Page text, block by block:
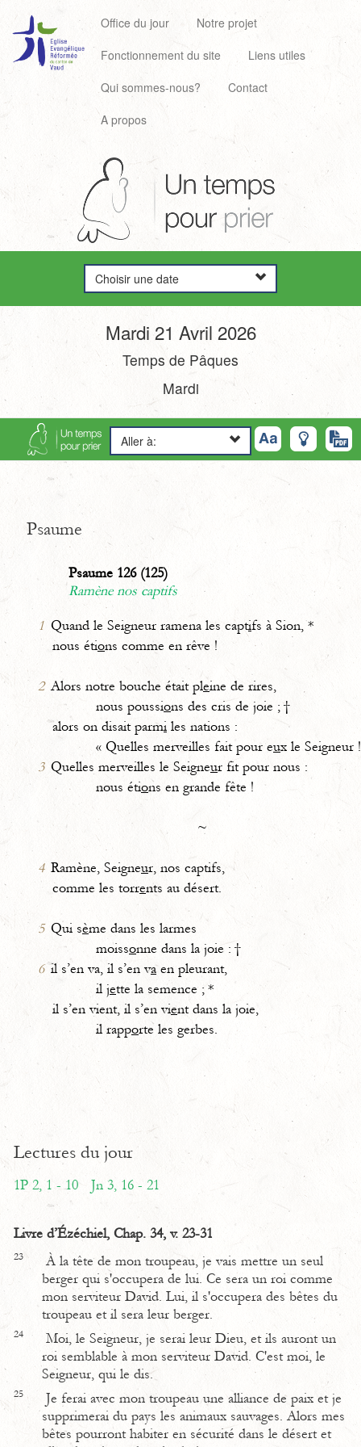
Office du jour
Notre projet
Fonctionnement du site
Liens utiles
Qui sommes-nous?
Contact
A propos
Choisir une date
Mardi 21 Avril 2026
Temps de Pâques
Mardi
Aller à:
Psaume
Psaume 126 (125)
Ramène nos captifs
1 Quand le Seigneur ramena les captifs à Sion, *
nous étions comme en rêve !
2 Alors notre bouche était pleine de rires,
nous poussions des cris de joie ; †
alors on disait parmi les nations :
« Quelles merveilles fait pour eux le Seigneur
3 Quelles merveilles le Seigneur fit pour nous :
nous étions en grande fête !
~
4 Ramène, Seigneur, nos captifs,
comme les torrents au désert.
5 Qui sème dans les larmes
moissonne dans la joie : †
6 il s’en va, il s’en vaen pleurant,
il jette la semence ; *
il s’en vient, il s’en vient dans la joie,
il rapporte les gerbes.
Lectures du jour
1P 2, 1 - 10 Jn 3, 16 - 21
Livre d’Ézéchiel, Chap. 34, v. 23-31
23
À la tête de mon troupeau, je vais mettre un seul
berger qui s'occupera de lui. Ce sera un roi comme
mon serviteur David. Lui, il s'occupera des bêtes du
troupeau et il sera leur berger.
24
Moi, le Seigneur, je serai leur Dieu, et ils auront un
roi semblable à mon serviteur David. C'est moi, le
Seigneur, qui le dis.
25
Je ferai avec mon troupeau une alliance de paix et je
supprimerai du pays les animaux sauvages. Alors mes
bêtes pourront habiter en sécurité dans le désert et